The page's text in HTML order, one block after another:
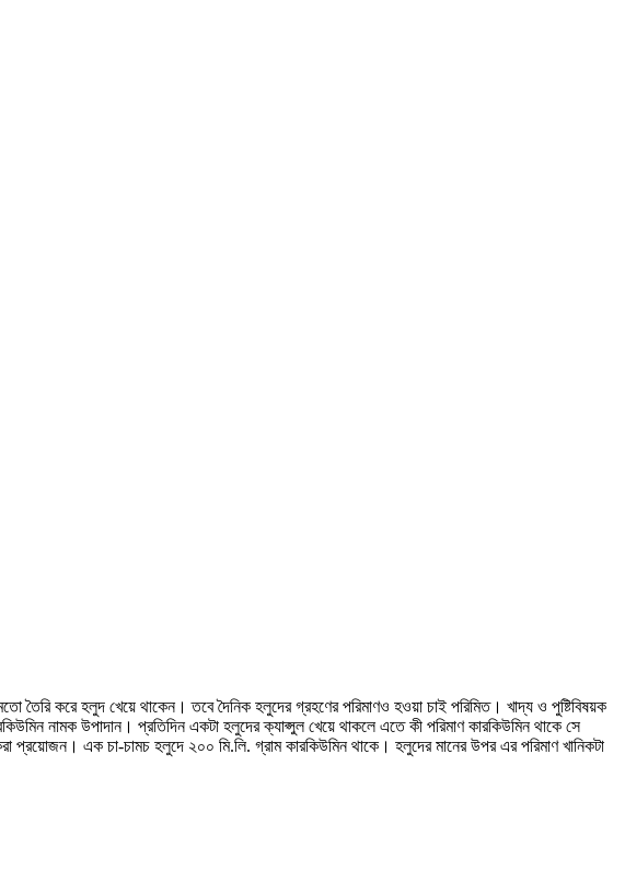
করে হলুদ খেয়ে থাকেন। তবে দৈনিক হলুদের গ্রহণের পরিমাণও হওয়া চাই পরিমিত। খাদ্য ও পুষ্টিবিষয়ক
নামক উপাদান। প্রতিদিন একটা হলুদের ক্যাপ্সুল খেয়ে থাকলে এতে কী পরিমাণ কারকিউমিন থাকে সে
এক চা-চামচ হলুদে ২০০ মি.লি. গ্রাম কারকিউমিন থাকে। হলুদের মানের উপর এর পরিমাণ খানিকটা